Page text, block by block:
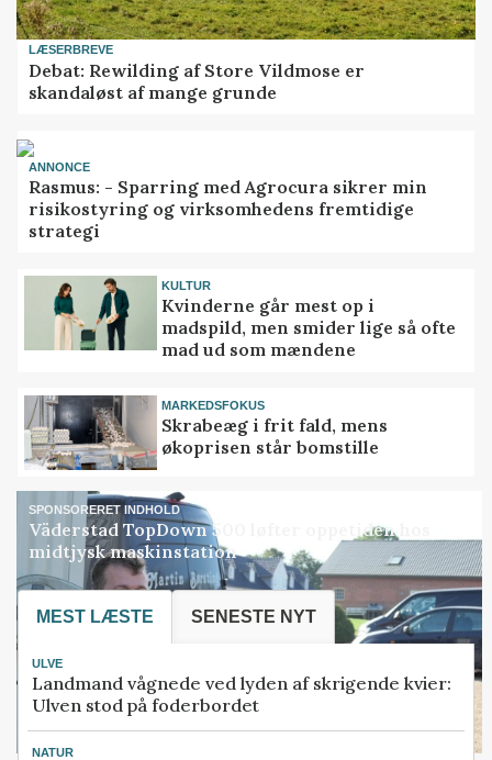
LÆSERBREVE
Debat: Rewilding af Store Vildmose er
skandaløst af mange grunde
ANNONCE
Rasmus: - Sparring med Agrocura sikrer min
risikostyring og virksomhedens fremtidige
strategi
KULTUR
Kvinderne går mest op i
madspild, men smider lige så ofte
mad ud som mændene
MARKEDSFOKUS
Skrabeæg i frit fald, mens
økoprisen står bomstille
SPONSORERET INDHOLD
Väderstad TopDown 500 løfter oppetiden hos
midtjysk maskinstation
MEST LÆSTE SENESTE NYT
ULVE
Landmand vågnede ved lyden af skrigende kvier:
Ulven stod på foderbordet
NATUR